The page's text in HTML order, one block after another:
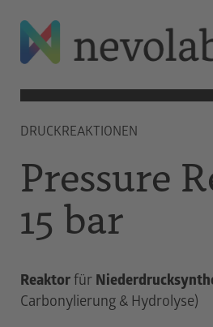
REAKTOR
ZUBEHÖR
XELSIUS ADD-ONS
SYNTHESE & SCREENING
NEUPHOTOCHEMIE
NEU
ELEKTROCHEMIE
RÜHRUNG
DRUCKREAKTIONEN
Pressure
15 bar
Reaktorfür
Carbonylierung & Hydrolyse)